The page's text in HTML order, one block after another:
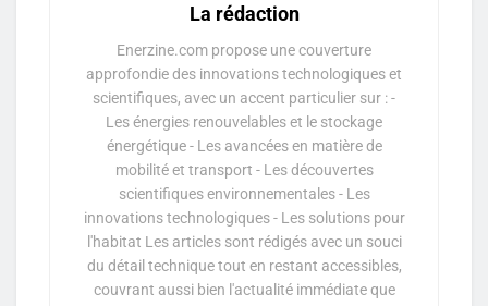
La rédaction
Enerzine.com propose une couverture
approfondie des innovations technologiques et
scientifiques, avec un accent particulier sur : -
Les énergies renouvelables et le stockage
énergétique - Les avancées en matière de
mobilité et transport - Les découvertes
scientifiques environnementales - Les
innovations technologiques - Les solutions pour
l'habitat Les articles sont rédigés avec un souci
du détail technique tout en restant accessibles,
couvrant aussi bien l'actualité immédiate que